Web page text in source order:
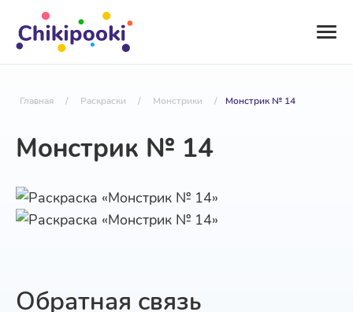
Главная / Раскраски / Монстрики / Монстрик № 14
Монстрик № 14
Обратная связь